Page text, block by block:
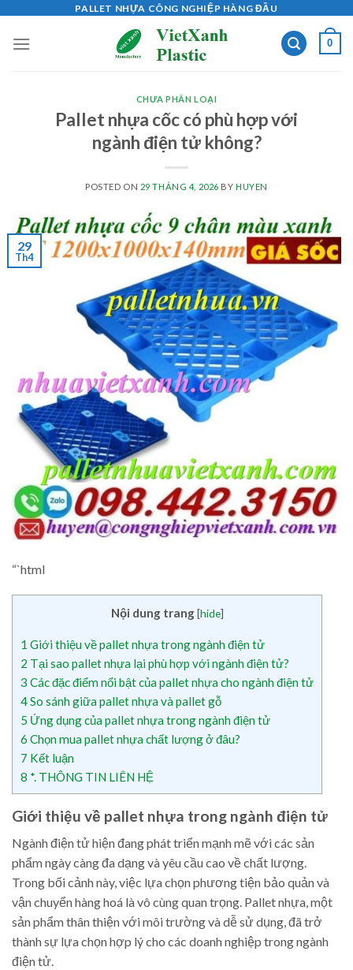
content
PALLET NHỰA CÔNG NGHIỆP HÀNG ĐẦU
0
CHƯA PHÂN LOẠI
Pallet nhựa cốc có phù hợp với
ngành điện tử không?
POSTED ON 29 THÁNG 4, 2026 BY HUYEN
29
Th4
“`html
Nội dung trang [hide]
1 Giới thiệu về pallet nhựa trong ngành điện tử
2 Tại sao pallet nhựa lại phù hợp với ngành điện tử?
3 Các đặc điểm nổi bật của pallet nhựa cho ngành điện tử
4So sánh giữa pallet nhựa và pallet gỗ
5 Ứng dụng của pallet nhựa trong ngành điện tử
6 Chọn mua pallet nhựa chất lượng ở đâu?
7 Kết luận
8 *. THÔNG TIN LIÊN HỆ
Giới thiệu về pallet nhựa trong ngành điện tử
Ngành điện tử hiện đang phát triển mạnh mẽ với các sản
phẩm ngày càng đa dạng và yêu cầu cao về chất lượng.
Trong bối cảnh này, việc lựa chọn phương tiện bảo quản và
vận chuyển hàng hoá là vô cùng quan trọng. Pallet nhựa, một
sản phẩm thân thiện với môi trường và dễ sử dụng, đã trở
thành sự lựa chọn hợp lý cho các doanh nghiệp trong ngành
điện tử.